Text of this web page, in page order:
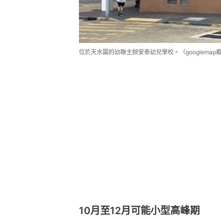
位於天水圍的幼聯主辦安泰幼兒學校。（googlemap
10月至12月可能小型高峰期